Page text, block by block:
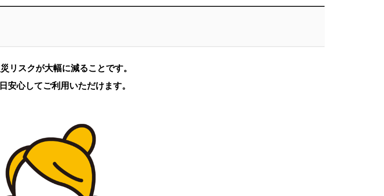
リスクが大幅に減ることです。
心してご利用いただけます。